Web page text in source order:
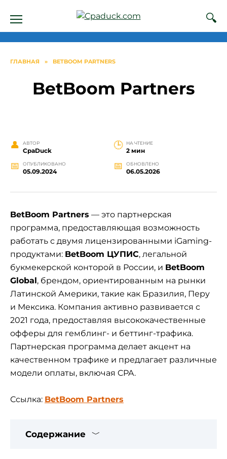
ГЛАВНАЯ » BETBOOM PARTNERS
BetBoom Partners
АВТОР
СpaDuck
НА ЧТЕНИЕ
2 мин
ОПУБЛИКОВАНО
05.09.2024
ОБНОВЛЕНО
06.05.2026
BetBoom Partners — это партнерская
программа, предоставляющая возможность
работать с двумя лицензированными iGaming-
продуктами: BetBoom ЦУПИС, легальной
букмекерской конторой в России, и BetBoom
Global, брендом, ориентированным на рынки
Латинской Америки, такие как Бразилия, Перу
и Мексика. Компания активно развивается с
2021 года, предоставляя высококачественные
офферы для гемблинг- и беттинг-трафика.
Партнерская программа делает акцент на
качественном трафике и предлагает различные
модели оплаты, включая CPA.
Ссылка: BetBoom Partners
Содержание